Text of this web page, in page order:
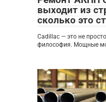
выходит из
сколько это
Cadillac — это не
философия. Мощные